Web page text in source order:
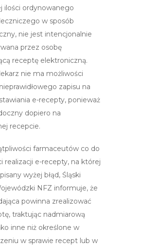
ilości ordynowanego
w sposób
nie jest intencjonalnie
przez osobę
receptę elektroniczną.
nie ma możliwości
zapisu na
e-recepty, ponieważ
dopiero na
recepcie.
farmaceutów co do
realizacji e-recepty, na której
wyżej błąd, Śląski
NFZ informuje, że
powinna zrealizować
traktując nadmiarową
inne niż określone w
w sprawie recept lub w